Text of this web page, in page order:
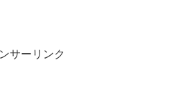
サーリンク